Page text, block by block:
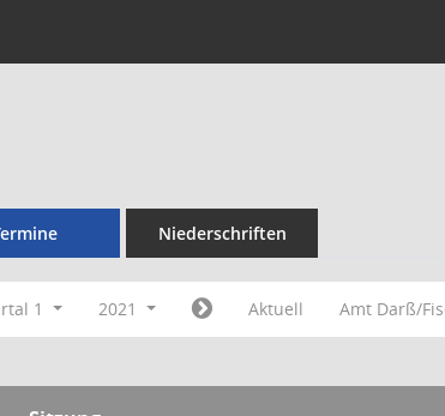
Niederschriften
1 2021 Aktuell Amt Darß/